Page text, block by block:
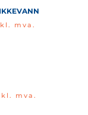
mva.
mva.